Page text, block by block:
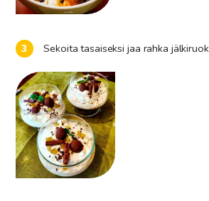
Sekoita tasaiseksi jaa rahka